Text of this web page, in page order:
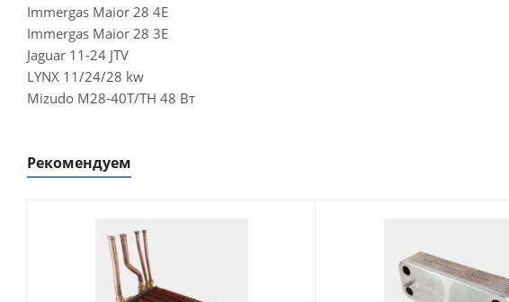
Immergas Maior 28 4E
Immergas Maior 28 3E
Jaguar 11-24 JTV
LYNX 11/24/28 kw
Mizudo M28-40T/ТН 48 Вт
Рекомендуем